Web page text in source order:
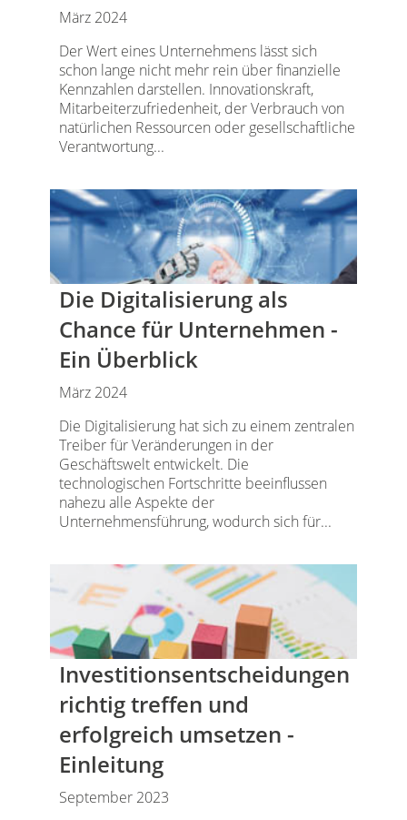
März 2024
Der Wert eines Unternehmens lässt sich
schon lange nicht mehr rein über finanzielle
Kennzahlen darstellen. Innovationskraft,
Mitarbeiterzufriedenheit, der Verbrauch von
natürlichen Ressourcen oder gesellschaftliche
Verantwortung...
Die Digitalisierung als
Chance für Unternehmen -
Ein Überblick
März 2024
Die Digitalisierung hat sich zu einem zentralen
Treiber für Veränderungen in der
Geschäftswelt entwickelt. Die
technologischen Fortschritte beeinflussen
nahezu alle Aspekte der
Unternehmensführung, wodurch sich für...
Investitionsentscheidungen
richtig treffen und
erfolgreich umsetzen -
Einleitung
September 2023